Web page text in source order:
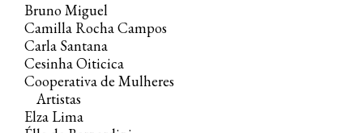
Bruno Miguel
Camilla Rocha Campos
Carla Santana
Cesinha Oiticica
Cooperativa de Mulheres
Artistas
Elza Lima
E agora dentro, plena de ar… A passagem é
cheia de sim, é convite a discorrer e escorrer
pela casa toda a cada momento, em cada
canto e por todos esses corpos, esses